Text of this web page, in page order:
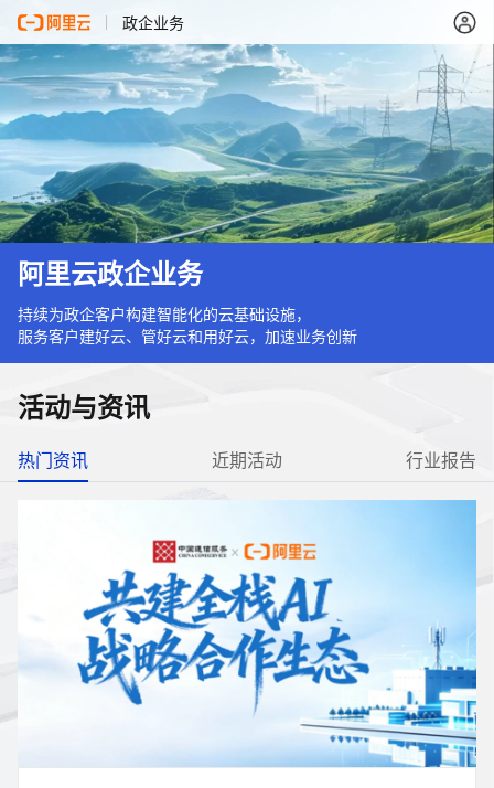
政企业务
阿里云政企业务
持续为政企客户构建智能化的云基础设施，
服务客户建好云、管好云和用好云，加速业务创新
活动与资讯
热门资讯 近期活动 行业报告